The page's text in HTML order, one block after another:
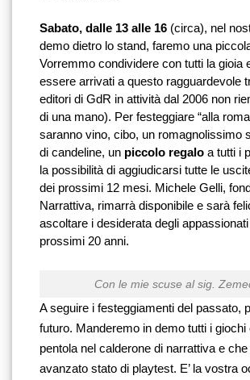
Sabato, dalle 13 alle 16 (circa), nel
demo dietro lo stand, faremo una
Vorremmo condividere con tutti la gioia
essere arrivati a questo ragguardevole
editori di GdR in attività dal 2006 non
di una mano). Per festeggiare “alla
saranno vino, cibo, un romagnolissimo
di candeline, un piccolo regalo a tutti i
la possibilità di aggiudicarsi tutte le
dei prossimi 12 mesi. Michele Gelli,
Narrattiva, rimarrà disponibile e sarà
ascoltare i desiderata degli appassionati
prossimi 20 anni.
Con le mie scuse al sig.
A seguire i festeggiamenti del passato,
futuro. Manderemo in demo tutti i giochi
pentola nel calderone di narrattiva e
avanzato stato di playtest. E’ la vostra